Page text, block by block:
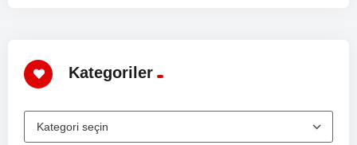
Kategoriler